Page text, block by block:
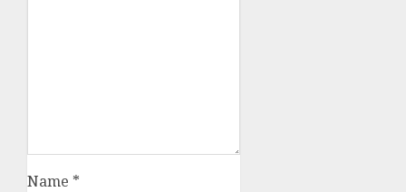
Name *